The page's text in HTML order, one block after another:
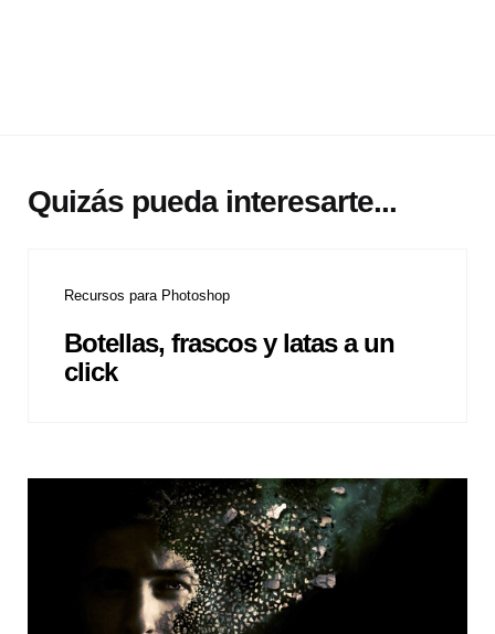
Quizás pueda interesarte...
Recursos para Photoshop
Botellas, frascos y latas a un
click